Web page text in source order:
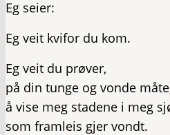
Eg seier:
Eg veit kvifor du kom.
Eg veit du prøver,
på din tunge og vonde
å vise meg stadene i meg
som framleis gjer vondt.